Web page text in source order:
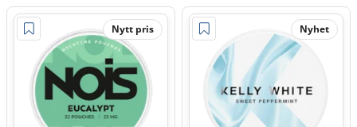
Nytt pris Nyhet